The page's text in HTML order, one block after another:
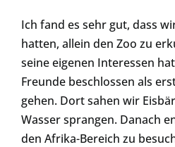
Ich fand es sehr gut, dass
hatten, allein den Zoo zu
seine eigenen Interessen
Freunde beschlossen als
gehen. Dort sahen wir
Wasser sprangen. Danach
den Afrika-Bereich zu